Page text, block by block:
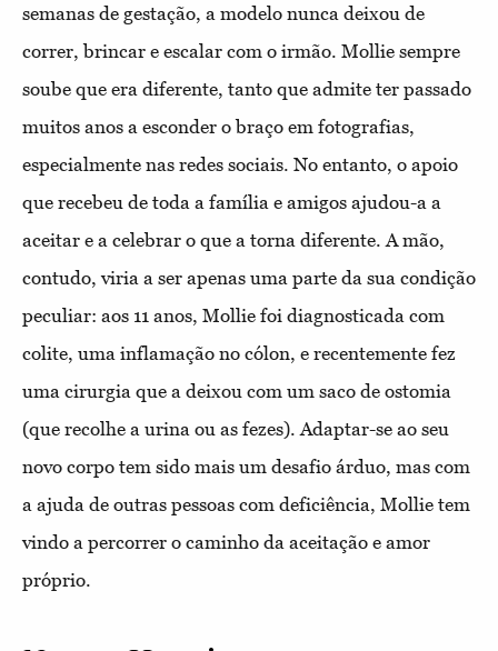
semanas de gestação, a modelo nunca deixou de
correr, brincar e escalar com o irmão. Mollie sempre
soube que era diferente, tanto que admite ter passado
muitos anos a esconder o braço em fotografias,
especialmente nas redes sociais. No entanto, o apoio
que recebeu de toda a família e amigos ajudou-a a
aceitar e a celebrar o que a torna diferente. A mão,
contudo, viria a ser apenas uma parte da sua condição
peculiar: aos 11 anos, Mollie foi diagnosticada com
colite, uma inflamação no cólon, e recentemente fez
uma cirurgia que a deixou com um saco de ostomia
(que recolhe a urina ou as fezes). Adaptar-se ao seu
novo corpo tem sido mais um desafio árduo, mas com
a ajuda de outras pessoas com deficiência, Mollie tem
vindo a percorrer o caminho da aceitação e amor
próprio.